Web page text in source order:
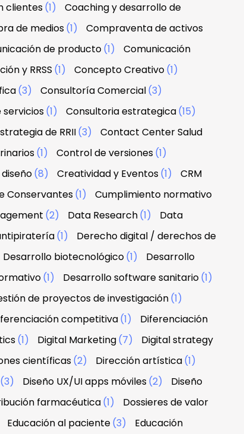
clientes(1)
Coaching y desarrollo de
de medios(1)
Compraventa de activos
de producto(1)
Comunicación
y RRSS (1) Concepto Creativo(1)
(3) Consultoría Comercial(3)
(1) Consultoria estrategica(15)
de RRII(3)
Contact Center Salud
(1) Control de versiones(1)
(8) Creatividad y Eventos(1)
CRM
Conservantes(1)
Cumplimiento normativo
(2) Data Research(1)
Data
(1)
Derecho digital / derechos de
Desarrollo biotecnológico(1)
Desarrollo
(1) Desarrollo software sanitario(1)
de proyectos de investigación(1)
competitiva(1)
Diferenciación
(1) Digital Marketing(7)
Digital strategy
científicas(2) Dirección artística(1)
(3) Diseño UX/UI apps móviles(2)
Diseño
farmacéutica(1)
Dossieres de valor
Educación al paciente(3)
Educación